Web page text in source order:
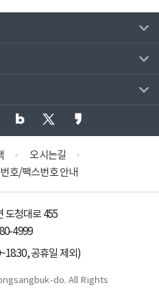
오시는길
호/팩스번호 안내
도청대로 455
4999
공휴일 제외)
do. All Rights